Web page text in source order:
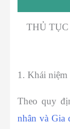
THỦ
1. Khái
Theo quy
nhân và Gia